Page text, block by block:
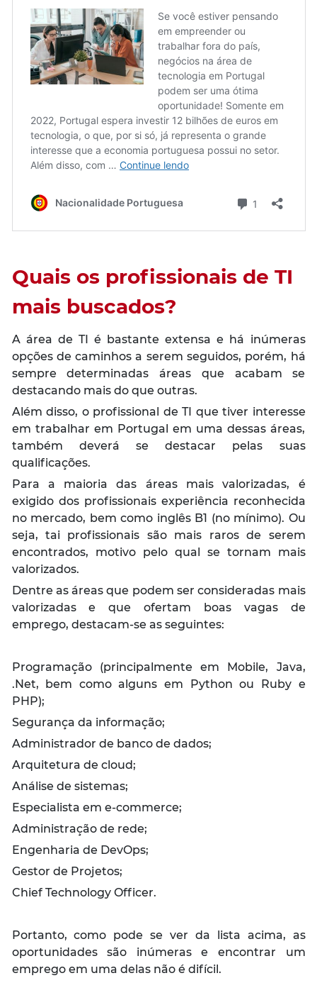
Quais os profissionais de TI
mais buscados?
A área de TI é bastante extensa e há inúmeras
opções de caminhos a serem seguidos, porém, há
sempre determinadas áreas que acabam se
destacando mais do que outras.
Além disso, o profissional de TI que tiver interesse
em trabalhar em Portugal em uma dessas áreas,
também deverá se destacar pelas suas
qualificações.
Para a maioria das áreas mais valorizadas, é
exigido dos profissionais experiência reconhecida
no mercado, bem como inglês B1 (no mínimo). Ou
seja, tai profissionais são mais raros de serem
encontrados, motivo pelo qual se tornam mais
valorizados.
Dentre as áreas que podem ser consideradas mais
valorizadas e que ofertam boas vagas de
emprego, destacam-se as seguintes:
Programação (principalmente em Mobile, Java,
.Net, bem como alguns em Python ou Ruby e
PHP);
Segurança da informação;
Administrador de banco de dados;
Arquitetura de cloud;
Análise de sistemas;
Especialista em e-commerce;
Administração de rede;
Engenharia de DevOps;
Gestor de Projetos;
Chief Technology Officer.
Portanto, como pode se ver da lista acima, as
oportunidades são inúmeras e encontrar um
emprego em uma delas não é difícil.